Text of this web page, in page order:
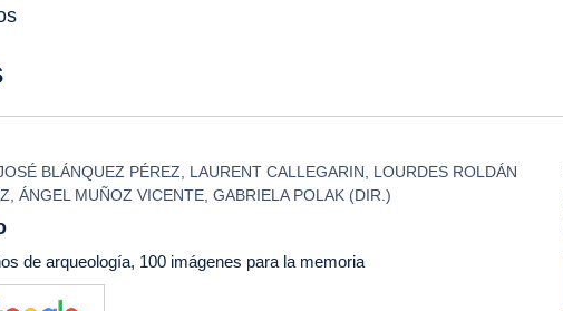
BLÁNQUEZ PÉREZ LAURENT CALLEGARIN
LOURDES ROLDÁN
,ÁNGEL MUÑOZ VICENTE ,GABRIELA POLAK (DIR.)
de arqueología, 100 imágenes para la memoria